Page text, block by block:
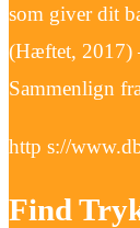
som giver dit
(Hæftet, 2017)
Sammenlign
http s://
Find